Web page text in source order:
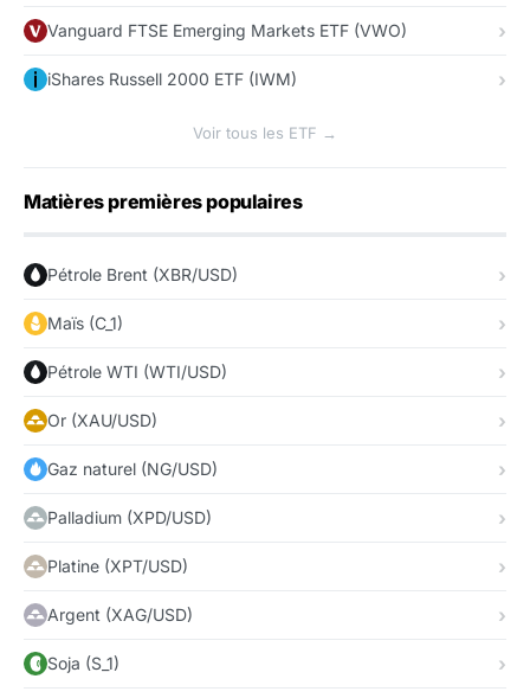
Vanguard FTSE Emerging Markets ETF (VWO)
iShares Russell 2000 ETF (IWM)
Voir tous les ETF →
Matières premières populaires
Pétrole Brent (XBR/USD)
Maïs (C_1)
Pétrole WTI (WTI/USD)
Or (XAU/USD)
Gaz naturel (NG/USD)
Palladium (XPD/USD)
Platine (XPT/USD)
Argent (XAG/USD)
Soja (S_1)